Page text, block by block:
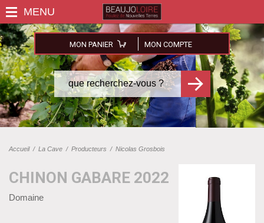
MON PANIER MON COMPTE
Accueil/ La Cave / Producteurs / Nicolas Grosbois
CHINON GABARE 2022
Domaine